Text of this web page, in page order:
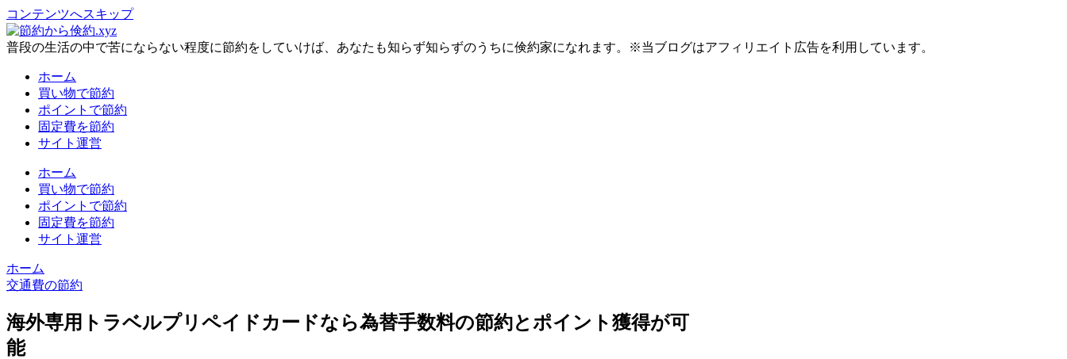
コンテンツへスキップ
普段の生活の中で苦にならない程度に節約をしていけば、あなたも知らず知らずのうちに倹約家になれます。※当ブログはアフィリエイト広告を利用しています。
ホーム
買い物で節約
ポイントで節約
固定費を節約
サイト運営
ホーム
買い物で節約
ポイントで節約
固定費を節約
サイト運営
ホーム
交通費の節約
海外専用トラベルプリペイドカードなら為替手数料の節約とポイント獲得が可
能